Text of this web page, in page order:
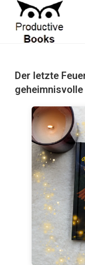
springen
Der letzte
geheimnisvolle